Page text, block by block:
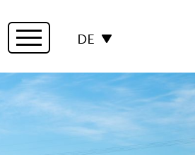
Navigation
DE